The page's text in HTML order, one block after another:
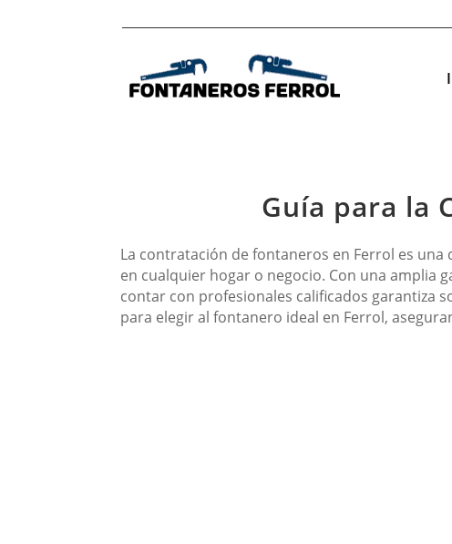
Guía para la
La contratación de fontaneros en Ferrol es
en cualquier hogar o negocio. Con una amplia
contar con profesionales calificados garantiza
para elegir al fontanero ideal en Ferrol,